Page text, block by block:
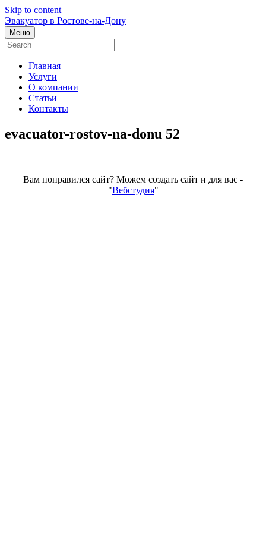
Skip to content
Эвакуатор в Ростове-на-Дону
Меню
Главная
Услуги
О компании
Статьи
Контакты
evacuator-rostov-na-donu 52
Вам понравился сайт? Можем создать сайт и для вас -
"Вебстудия"